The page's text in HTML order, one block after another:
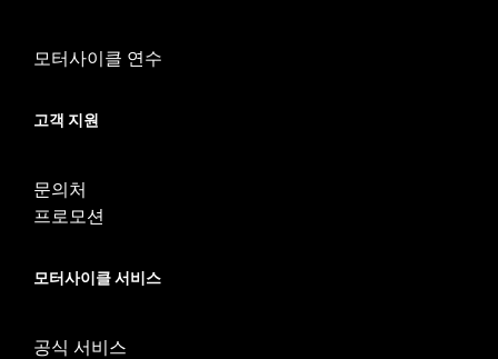
모터사이클 연수
고객 지원
문의처
프로모션
모터사이클 서비스
공식 서비스